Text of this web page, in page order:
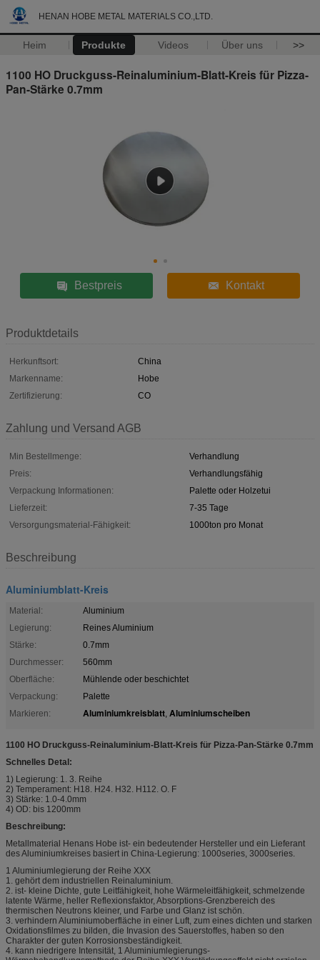
HENAN HOBE METAL MATERIALS CO.,LTD.
Heim Produkte Videos Über uns >>
1100 HO Druckguss-Reinaluminium-Blatt-Kreis für Pizza-
Pan-Stärke 0.7mm
Bestpreis Kontakt
Produktdetails
Herkunftsort:
China
Markenname:
Hobe
Zertifizierung:
CO
Zahlung und Versand AGB
Min Bestellmenge:
Verhandlung
Preis:
Verhandlungsfähig
Verpackung Informationen:
Palette oder Holzetui
Lieferzeit:
7-35 Tage
Versorgungsmaterial-Fähigkeit:
1000ton pro Monat
Beschreibung
Aluminiumblatt-Kreis
Material:
Aluminium
Legierung:
Reines Aluminium
Stärke:
0.7mm
Durchmesser:
560mm
Oberfläche:
Mühlende oder beschichtet
Verpackung:
Palette
Markieren:
Aluminiumkreisblatt, Aluminiumscheiben
1100 HO Druckguss-Reinaluminium-Blatt-Kreis für Pizza-Pan-Stärke 0.7mm
Schnelles Detal:
1) Legierung: 1. 3. Reihe
2) Temperament: H18. H24. H32. H112. O. F
3) Stärke: 1.0-4.0mm
4) OD: bis 1200mm
Beschreibung:
Metallmaterial Henans Hobe ist- ein bedeutender Hersteller und ein Lieferant
des Aluminiumkreises basiert in China-Legierung: 1000series, 3000series.
1 Aluminiumlegierung der Reihe XXX
1. gehört dem industriellen Reinaluminium.
2. ist- kleine Dichte, gute Leitfähigkeit, hohe Wärmeleitfähigkeit, schmelzende
latente Wärme, heller Reflexionsfaktor, Absorptions-Grenzbereich des
thermischen Neutrons kleiner, und Farbe und Glanz ist schön.
3. verhindern Aluminiumoberfläche in einer Luft, zum eines dichten und starken
Oxidationsfilmes zu bilden, die Invasion des Sauerstoffes, haben so den
Charakter der guten Korrosionsbeständigkeit.
4. kann niedrigere Intensität, 1 Aluminiumlegierungs-